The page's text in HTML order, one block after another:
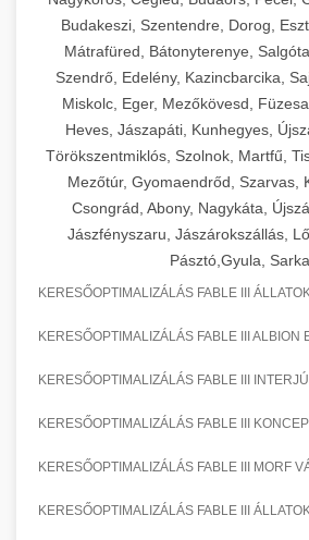
Budakeszi, Szentendre, Dorog,
Mátrafüred, Bátonyterenye,
Szendrő, Edelény, Kazincbarcika,
Miskolc, Eger, Mezőkövesd,
Heves, Jászapáti, Kunhegyes,
Törökszentmiklós, Szolnok, Martfű,
Mezőtúr, Gyomaendrőd, Szarvas,
Csongrád, Abony, Nagykáta,
Jászfényszaru, Jászárokszállás,
Pásztó,Gyula,
KERESŐOPTIMALIZÁLÁS FABLE III
KERESŐOPTIMALIZÁLÁS FABLE III ALBION
KERESŐOPTIMALIZÁLÁS FABLE III INTERJÚ
KERESŐOPTIMALIZÁLÁS FABLE III
KERESŐOPTIMALIZÁLÁS FABLE III MORF
KERESŐOPTIMALIZÁLÁS FABLE III